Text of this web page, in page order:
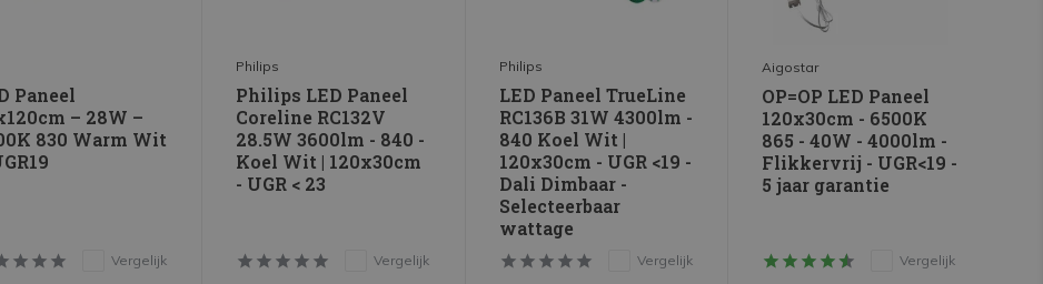
Paneel
– 28W –
830 Warm Wit
Vergelijk
Philips
Philips LED Paneel
Coreline RC132V
28.5W 3600lm - 840 -
Koel Wit | 120x30cm
- UGR < 23
Vergelijk
Philips
LED Paneel TrueLine
RC136B 31W 4300lm -
840 Koel Wit |
120x30cm - UGR <19 -
Dali Dimbaar -
Selecteerbaar
wattage
Vergelijk
Aigostar
OP=OP LED Paneel
120x30cm - 6500K
865 - 40W - 4000lm -
Flikkervrij - UGR<19 -
5 jaar garantie
Vergelijk